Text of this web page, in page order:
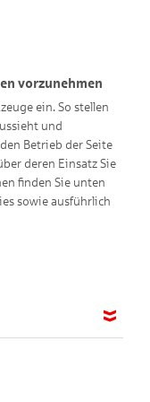
Produkt schafft. Auf
vorzunehmen
ein. So stellen
und
Betrieb der Seite
deren Einsatz Sie
finden Sie unten
sowie ausführlich